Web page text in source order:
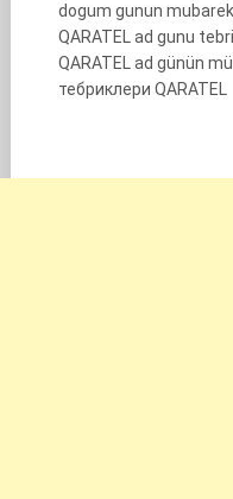
dogum gunun
QARATEL ad gunu
QARATEL ad günün
тебриклери QARATEL